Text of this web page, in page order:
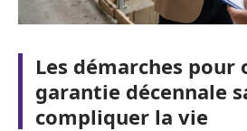
Les démarches pour
garantie décennale
compliquer la vie